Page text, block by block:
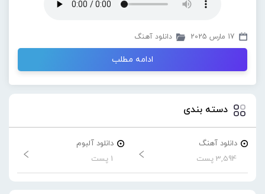
17 مارس 2025 دانلود آهنگ
ادامه مطلب
دسته بندی
دانلود آهنگ
3,594 پست
دانلود آلبوم
1 پست